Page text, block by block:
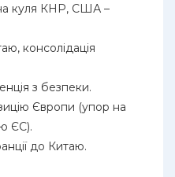
куля КНР, США –
консолідація
з безпеки.
Європи (упор на
ЄС).
до Китаю.